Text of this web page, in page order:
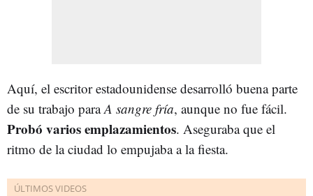
Aquí, el escritor estadounidense desarrolló buena parte
de su trabajo paraA sangre fría, aunque no fue fácil.
Probó varios emplazamientos. Aseguraba que el
ritmo de la ciudad lo empujaba a la fiesta.